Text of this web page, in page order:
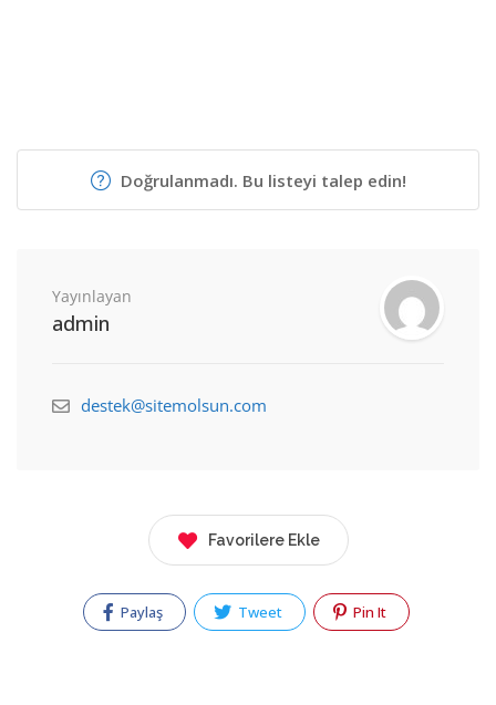
Doğrulanmadı. Bu listeyi talep edin!
Yayınlayan
admin
destek@sitemolsun.com
Favorilere Ekle
Paylaş Tweet Pin It